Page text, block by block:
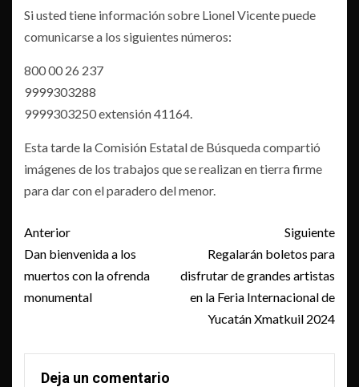
Si usted tiene información sobre Lionel Vicente puede
comunicarse a los siguientes números:
800 00 26 237
9999303288
9999303250 extensión 41164.
Esta tarde la Comisión Estatal de Búsqueda compartió
imágenes de los trabajos que se realizan en tierra firme
para dar con el paradero del menor.
Post
navigation
Anterior
Dan bienvenida a los
muertos con la ofrenda
monumental
Siguiente
Regalarán boletos para
disfrutar de grandes artistas
en la Feria Internacional de
Yucatán Xmatkuil 2024
Deja un comentario